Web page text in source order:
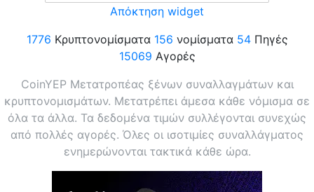
Απόκτηση widget
1776 Κρυπτονομίσματα 156 νομίσματα 54Πηγές
15069 Αγορές
CoinYEP Μετατροπέας ξένων συναλλαγμάτων και
κρυπτονομισμάτων. Μετατρέπει άμεσα κάθε νόμισμα σε
όλα τα άλλα. Τα δεδομένα τιμών συλλέγονται συνεχώς
από πολλές αγορές. Όλες οι ισοτιμίες συναλλάγματος
ενημερώνονται τακτικά κάθε ώρα.